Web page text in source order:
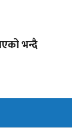
भन्दै